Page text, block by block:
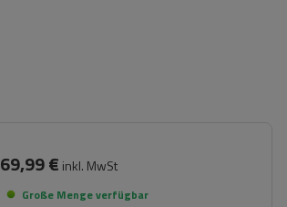
69,99 € inkl. MwSt
Große Menge verfügbar